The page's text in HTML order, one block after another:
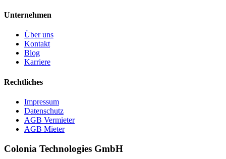
Unternehmen
Über uns
Kontakt
Blog
Karriere
Rechtliches
Impressum
Datenschutz
AGB Vermieter
AGB Mieter
Colonia Technologies GmbH